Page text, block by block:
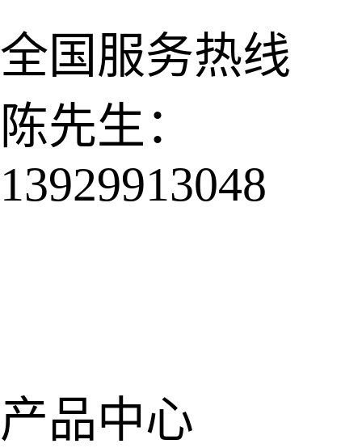
全国服务热线
陈先生：
13929913048
产品中心